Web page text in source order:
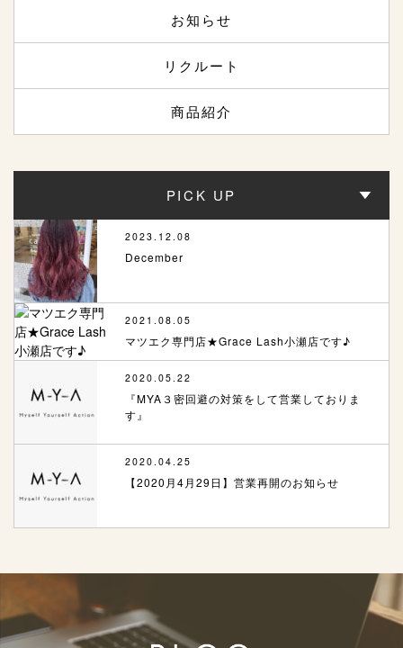
お知らせ
リクルート
商品紹介
PICK UP
2023.12.08
December
2021.08.05
マツエク専門店★Grace Lash小瀬店です♪
2020.05.22
『MYA３密回避の対策をして営業しておりま
す』
2020.04.25
【2020月4月29日】営業再開のお知らせ